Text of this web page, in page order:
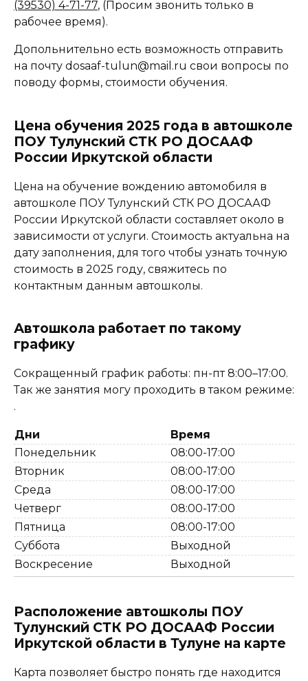
(39530) 4-71-77, (Просим звонить только в
рабочее время).
Допольнительно есть возможность отправить
на почту dosaaf-tulun@mail.ru свои вопросы по
поводу формы, стоимости обучения.
Цена обучения 2025 года в автошколе
ПОУ Тулунский СТК РО ДОСААФ
России Иркутской области
Цена на обучение вождению автомобиля в
автошколе ПОУ Тулунский СТК РО ДОСААФ
России Иркутской области составляет около в
зависимости от услуги. Стоимость актуальна на
дату заполнения, для того чтобы узнать точную
стоимость в 2025 году, свяжитесь по
контактным данным автошколы.
Автошкола работает по такому
графику
Сокращенный график работы: пн-пт 8:00–17:00.
Так же занятия могу проходить в таком режиме:
.
Дни
Время
Понедельник
08:00-17:00
Вторник
08:00-17:00
Среда
08:00-17:00
Четверг
08:00-17:00
Пятница
08:00-17:00
Суббота
Выходной
Воскресение
Выходной
Расположение автошколы ПОУ
Тулунский СТК РО ДОСААФ России
Иркутской области в Тулуне на карте
Карта позволяет быстро понять где находится